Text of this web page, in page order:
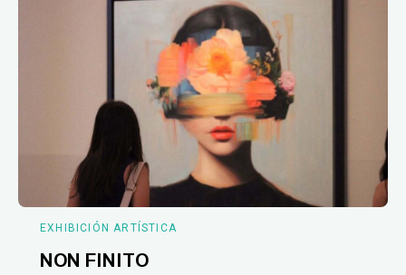
EXHIBICIÓN ARTÍSTICA
NON FINITO